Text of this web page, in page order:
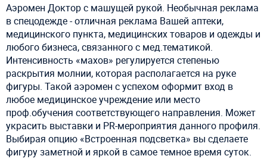
Аэромен Доктор с машущей рукой. Необычная реклама
в спецодежде - отличная реклама Вашей аптеки,
медицинского пункта, медицинских товаров и одежды и
любого бизнеса, связанного с мед.тематикой.
Интенсивность «махов» регулируется степенью
раскрытия молнии, которая располагается на руке
фигуры. Такой аэромен с успехом оформит вход в
любое медицинское учреждение или место
проф.обучения соответствующего направления. Может
украсить выставки и PR-мероприятия данного профиля.
Выбирая опцию «Встроенная подсветка» вы сделаете
фигуру заметной и яркой в самое темное время суток.